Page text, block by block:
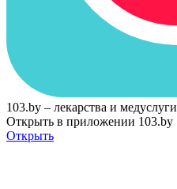
103.by – лекарства и медуслуги
Открыть в приложении 103.by
Открыть